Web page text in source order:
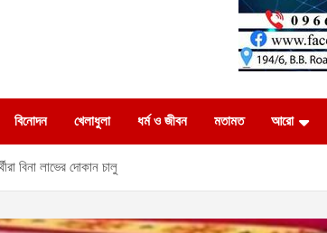
বিনোদন খেলাধুলা ধর্ম ও জীবন মতামত আরো
বিনা লাভের দোকান চালু